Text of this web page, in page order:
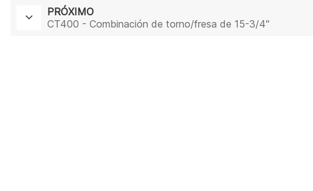
PRÓXIMO
CT400 - Combinación de torno/fresa de 15-3/4"